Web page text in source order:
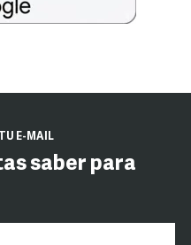
E-MAIL
saber para